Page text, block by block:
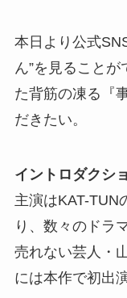
本日より公式
ん”を見ること
た背筋の凍る『
だきたい。
イントロダクシ
主演はKAT-TUN
り、数々のドラ
売れない芸人・
には本作で初出